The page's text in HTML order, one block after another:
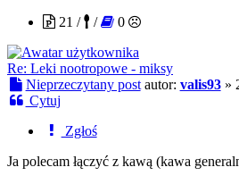
21 /
/ 0
Re: Leki nootropowe - miksy
Nieprzeczytany post autor: valis93»
Cytuj
Zgłoś
Ja polecam łączyć z kawą (kawa